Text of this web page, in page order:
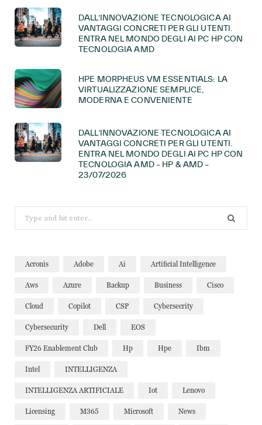
DALL’INNOVAZIONE TECNOLOGICA AI
VANTAGGI CONCRETI PER GLI UTENTI.
ENTRA NEL MONDO DEGLI AI PC HP CON
TECNOLOGIA AMD
HPE MORPHEUS VM ESSENTIALS: LA
VIRTUALIZZAZIONE SEMPLICE,
MODERNA E CONVENIENTE
DALL’INNOVAZIONE TECNOLOGICA AI
VANTAGGI CONCRETI PER GLI UTENTI.
ENTRA NEL MONDO DEGLI AI PC HP CON
TECNOLOGIA AMD – HP & AMD –
23/07/2026
for:
Acronis Adobe Ai Artificial Intelligence
Aws Azure Backup Business Cisco
Cloud Copilot CSP Cybersecrity
Cybersecurity Dell EOS
FY26 Enablement Club Hp Hpe Ibm
Intel INTELLIGENZA
INTELLIGENZA ARTIFICIALE Iot Lenovo
Licensing M365 Microsoft News